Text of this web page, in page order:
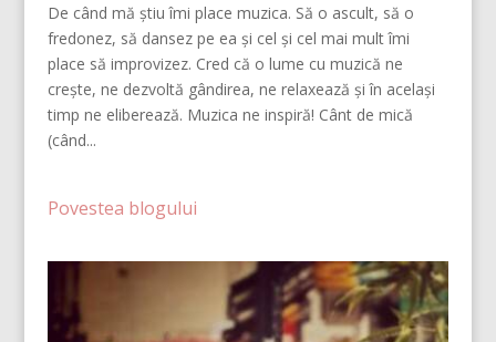
De când mă știu îmi place muzica. Să o ascult, să o
fredonez, să dansez pe ea și cel și cel mai mult îmi
place să improvizez. Cred că o lume cu muzică ne
crește, ne dezvoltă gândirea, ne relaxează și în același
timp ne eliberează. Muzica ne inspiră! Cânt de mică
(când...
Povestea blogului